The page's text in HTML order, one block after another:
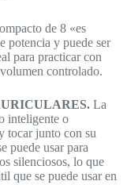
de 8 «es
potencia y puede ser
para practicar con
controlado.
La
inteligente o
tocar junto con su
puede usar para
silenciosos, lo que
que se puede usar en